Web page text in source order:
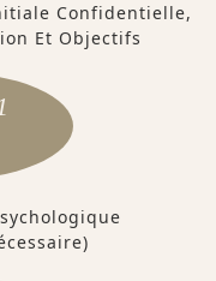
Confidentielle,
Et Objectifs